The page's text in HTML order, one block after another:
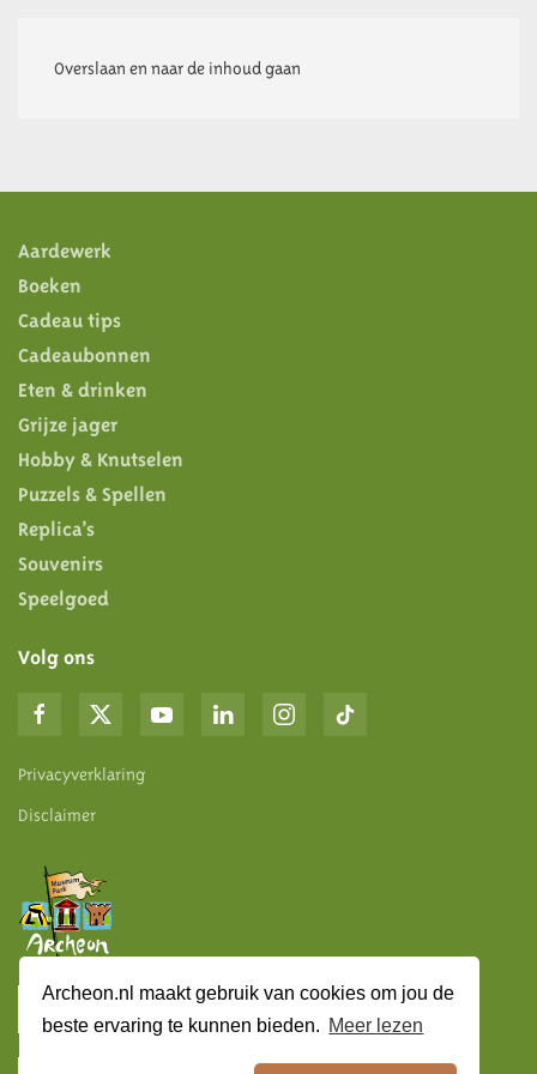
Archeon.nl maakt gebruik van cookies om jou de
beste ervaring te kunnen bieden. Meer lezen
Overslaan en naar de inhoud gaan
BOEKEN
Aardewerk
Boeken
Cadeau tips
Cadeaubonnen
Eten & drinken
Grijze jager
Hobby & Knutselen
Puzzels & Spellen
Replica’s
Souvenirs
Speelgoed
Volg ons
Privacyverklaring
Disclaimer
Algemene informatie